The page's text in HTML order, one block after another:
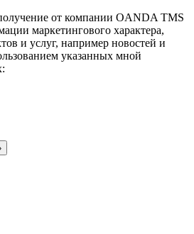
от компании OANDA TMS
маркетингового характера,
и услуг, например новостей и
указанных мной